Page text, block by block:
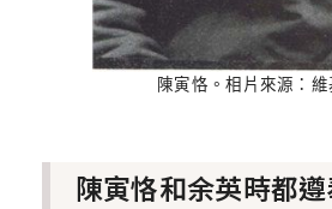
陳寅恪。相片來源：
陳寅恪和余英時都